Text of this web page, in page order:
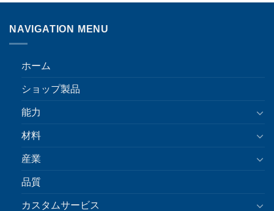
NAVIGATION MENU
ホーム
ショップ製品
能力
材料
産業
品質
カスタムサービス